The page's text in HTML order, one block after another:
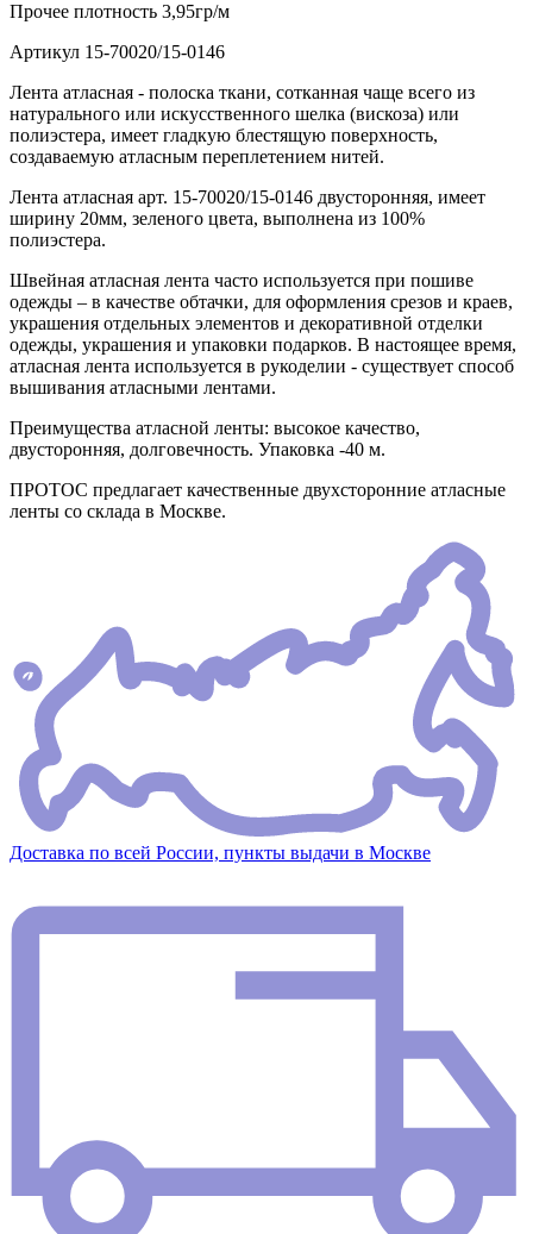
Прочее плотность 3,95гр/м
Артикул 15-70020/15-0146
Лента атласная - полоска ткани, сотканная чаще всего из
натурального или искусственного шелка (вискоза) или
полиэстера, имеет гладкую блестящую поверхность,
создаваемую атласным переплетением нитей.
Лента атласная арт. 15-70020/15-0146 двусторонняя, имеет
ширину 20мм, зеленого цвета, выполнена из 100%
полиэстера.
Швейная атласная лента часто используется при пошиве
одежды – в качестве обтачки, для оформления срезов и краев,
украшения отдельных элементов и декоративной отделки
одежды, украшения и упаковки подарков. В настоящее время,
атласная лента используется в рукоделии - существует способ
вышивания атласными лентами.
Преимущества атласной ленты: высокое качество,
двусторонняя, долговечность. Упаковка -40 м.
ПРОТОС предлагает качественные двухсторонние атласные
ленты со склада в Москве.
Доставка по всей России, пункты выдачи в Москве